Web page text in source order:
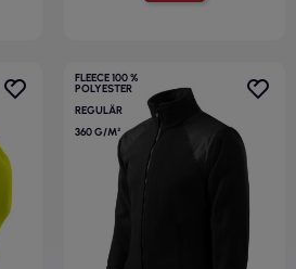
FLEECE 100 %
POLYESTER
REGULÄR
360 G/M²